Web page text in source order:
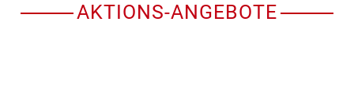
AKTIONS-ANGEBOTE